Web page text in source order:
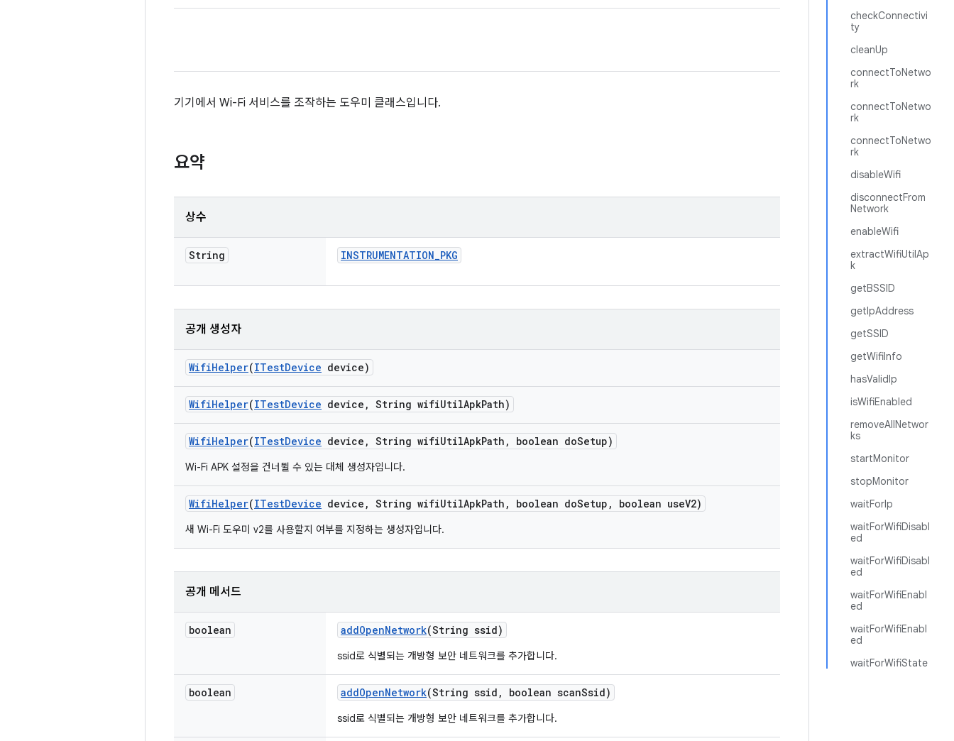
checkConnectivi
ty
cleanUp
connectToNetwo
rk
connectToNetwo
rk
connectToNetwo
rk
disableWifi
disconnectFrom
Network
enableWifi
extractWifiUtilAp
k
getBSSID
getIpAddress
getSSID
getWifiInfo
hasValidIp
isWifiEnabled
removeAllNetwor
ks
startMonitor
stopMonitor
waitForIp
waitForWifiDisabl
ed
waitForWifiDisabl
ed
waitForWifiEnabl
ed
waitForWifiEnabl
ed
waitForWifiState
기기에서 Wi-Fi 서비스를 조작하는 도우미 클래스입니다.
요약
상수
String INSTRUMENTATION_PKG
공개 생성자
WifiHelper(ITestDevice device)
WifiHelper(ITestDevice device , String wifiUtilApkPath)
WifiHelper(ITestDevice device , String wifiUtilApkPath , boolean doSetup)
Wi-Fi APK 설정을 건너뛸 수 있는 대체 생성자입니다.
WifiHelper(ITestDevice device , String wifiUtilApkPath , boolean doSetup , boolean useV2)
새 Wi-Fi 도우미 v2를 사용할지 여부를 지정하는 생성자입니다.
공개 메서드
boolean addOpenNetwork(String ssid)
ssid로 식별되는 개방형 보안 네트워크를 추가합니다.
boolean addOpenNetwork(String ssid , boolean scanSsid)
ssid로 식별되는 개방형 보안 네트워크를 추가합니다.